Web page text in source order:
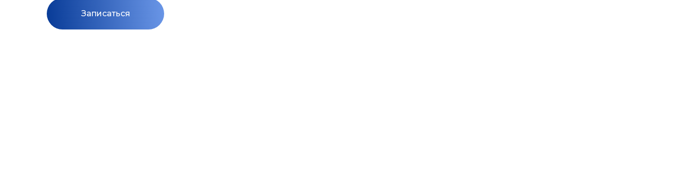
Записаться